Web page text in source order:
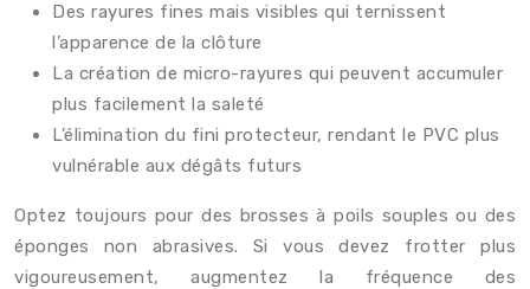
Des rayures fines mais visibles qui ternissent
l’apparence de la clôture
La création de micro-rayures qui peuvent accumuler
plus facilement la saleté
L’élimination du fini protecteur, rendant le PVC plus
vulnérable aux dégâts futurs
Optez toujours pour des brosses à poils souples ou des
éponges non abrasives. Si vous devez frotter plus
vigoureusement, augmentez la fréquence des